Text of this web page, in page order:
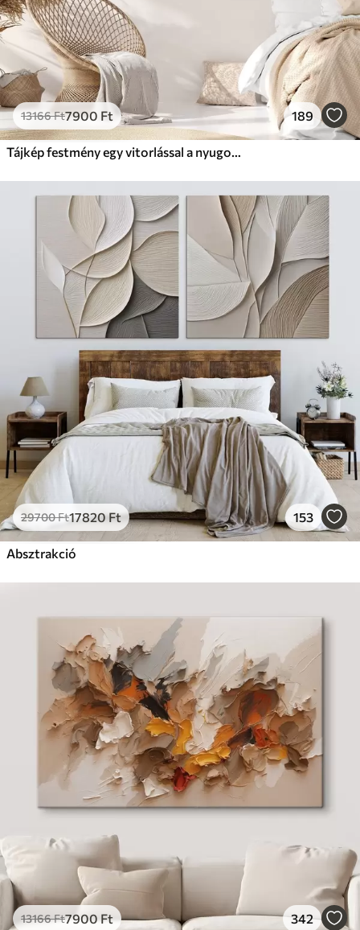
13166Ft7900 Ft 189
Tájkép festmény egy vitorlással a nyugodt tengeren, narancssárga és sárga égbolt, távoli hegyek
29700Ft17820Ft 153
Absztrakció
13166Ft7900Ft 342